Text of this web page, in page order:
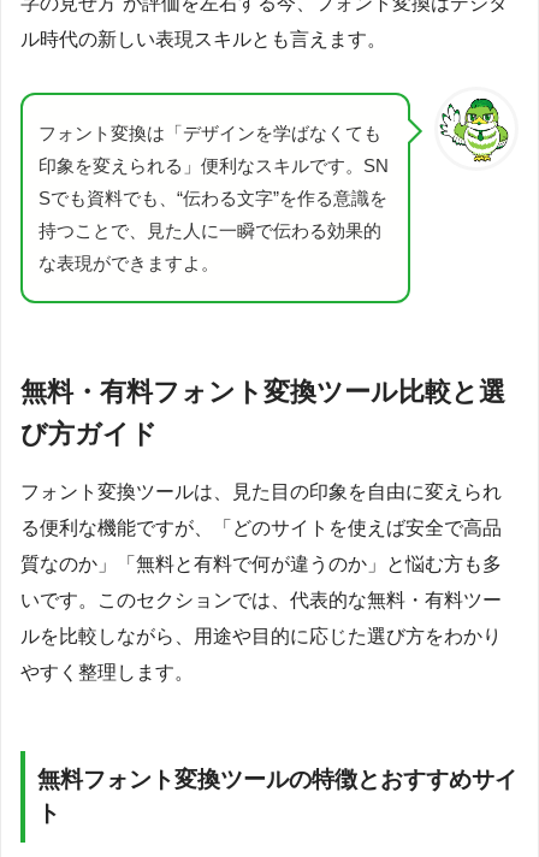
ル時代の新しい表現スキルとも言えます。
フォント変換は「デザインを学ばなくても
印象を変えられる」便利なスキルです。SN
Sでも資料でも、“伝わる文字”を作る意識を
持つことで、見た人に一瞬で伝わる効果的
な表現ができますよ。
無料・有料フォント変換ツール比較と選
び方ガイド
フォント変換ツールは、見た目の印象を自由に変えられ
る便利な機能ですが、「どのサイトを使えば安全で高品
質なのか」「無料と有料で何が違うのか」と悩む方も多
いです。このセクションでは、代表的な無料・有料ツー
ルを比較しながら、用途や目的に応じた選び方をわかり
やすく整理します。
無料フォント変換ツールの特徴とおすすめサイ
ト